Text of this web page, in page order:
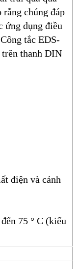
chúng đáp
ứng dụng điều
Công tắc EDS-
trên thanh DIN
điện và cảnh
75 ° C (kiểu